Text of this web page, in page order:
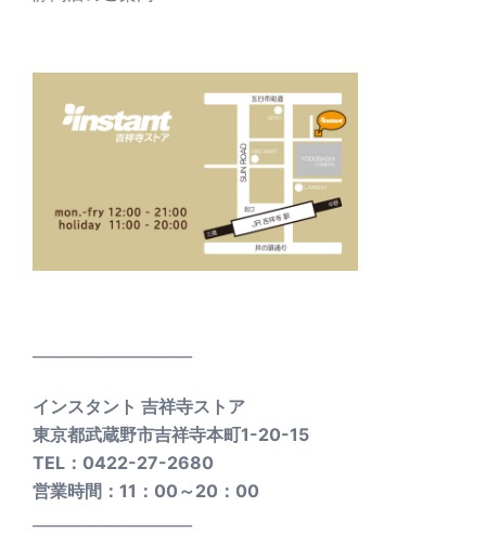
インスタント 吉祥寺ストア
東京都武蔵野市吉祥寺本町1-20-15
TEL：0422-27-2680
営業時間：11：00～20：00